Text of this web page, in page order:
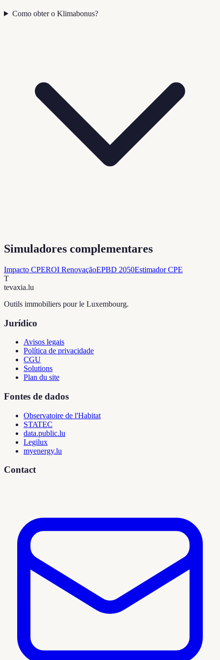
Como obter o Klimabonus?
Simuladores complementares
Impacto CPEROI RenovaçãoEPBD 2050Estimador CPE
T
tevaxia.lu
Outils immobiliers pour le Luxembourg.
Jurídico
Avisos legais
Política de privacidade
CGU
Solutions
Plan du site
Fontes de dados
Observatoire de l'Habitat
STATEC
data.public.lu
Legilux
myenergy.lu
Contact